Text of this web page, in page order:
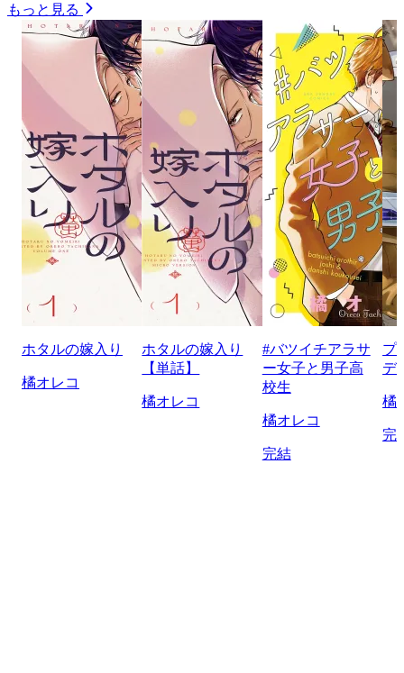
もっと見る
ホタルの嫁入り
橘オレコ
ホタルの嫁入り
【単話】
橘オレコ
#バツイチアラサ
ー女子と男子高
校生
橘オレコ
完結
プ
デ
橘
完